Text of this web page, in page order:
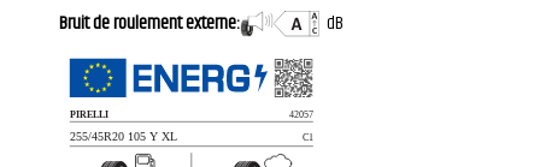
Bruit de roulement externe:
dB